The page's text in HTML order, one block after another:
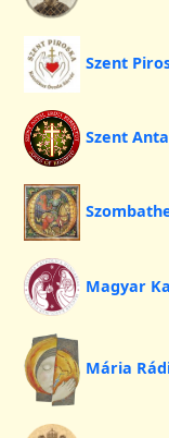
Szent
Szent
Magyar
Mária